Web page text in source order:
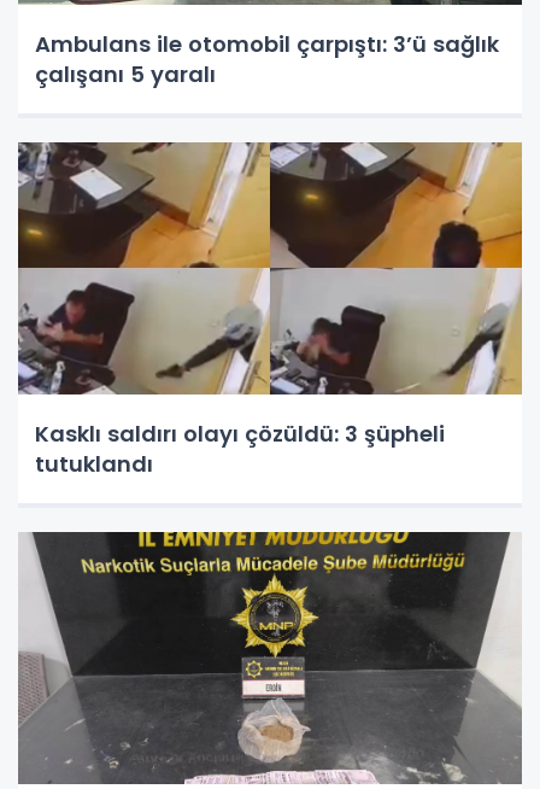
Ambulans ile otomobil çarpıştı: 3’ü sağlık
çalışanı 5 yaralı
Kasklı saldırı olayı çözüldü: 3 şüpheli
tutuklandı